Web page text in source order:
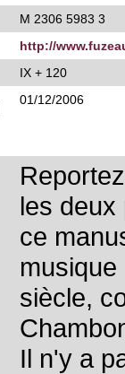
M 2306 5983 3
http://
IX + 120
01/12/2006
les deux
ce
siècle,
Il n'y a